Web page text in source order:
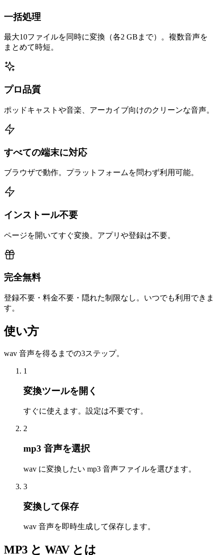
一括処理
最大10ファイルを同時に変換（各2 GBまで）。複数音声を
まとめて時短。
プロ品質
ポッドキャストや音楽、アーカイブ向けのクリーンな音声。
すべての端末に対応
ブラウザで動作。プラットフォームを問わず利用可能。
インストール不要
ページを開いてすぐ変換。アプリや登録は不要。
完全無料
登録不要・料金不要・隠れた制限なし。いつでも利用できま
す。
使い方
wav 音声を得るまでの3ステップ。
1
変換ツールを開く
すぐに使えます。設定は不要です。
2
mp3 音声を選択
wav に変換したい mp3 音声ファイルを選びます。
3
変換して保存
wav 音声を即時生成して保存します。
MP3 と WAV とは